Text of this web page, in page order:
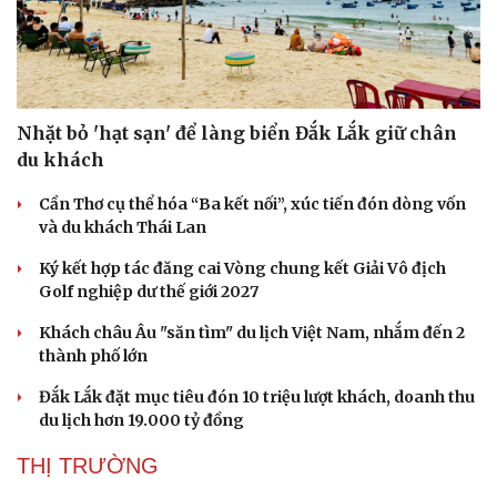
Nhặt bỏ 'hạt sạn' để làng biển Đắk Lắk giữ chân
du khách
Cần Thơ cụ thể hóa “Ba kết nối”, xúc tiến đón dòng vốn
và du khách Thái Lan
Ký kết hợp tác đăng cai Vòng chung kết Giải Vô địch
Golf nghiệp dư thế giới 2027
Khách châu Âu "săn tìm" du lịch Việt Nam, nhắm đến 2
thành phố lớn
Đắk Lắk đặt mục tiêu đón 10 triệu lượt khách, doanh thu
du lịch hơn 19.000 tỷ đồng
THỊ TRƯỜNG